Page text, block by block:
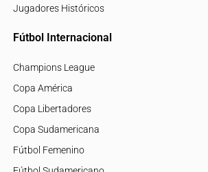
Jugadores Históricos
Fútbol Internacional
Champions League
Copa América
Copa Libertadores
Copa Sudamericana
Fútbol Femenino